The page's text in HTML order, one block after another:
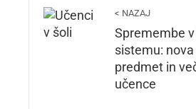
< NAZAJ
Spremembe
sistemu:
predmet in
učence